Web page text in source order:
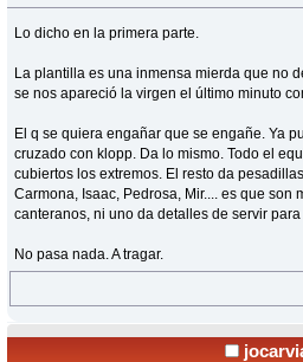
Lo dicho en la primera parte.
La plantilla es una inmensa mierda que no
se nos apareció la virgen el último minuto
El q se quiera engañar que se engañe. Ya
cruzado con klopp. Da lo mismo. Todo el
cubiertos los extremos. El resto da
Carmona, Isaac, Pedrosa, Mir.... es que son
canteranos, ni uno da detalles de servir para
No pasa nada. A tragar.